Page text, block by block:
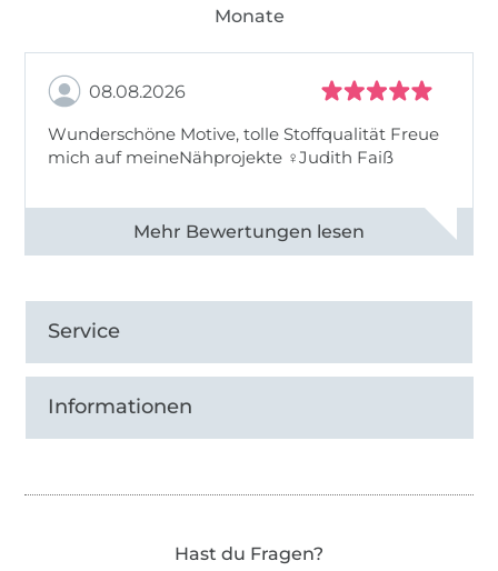
Monate
08.08.2026
Wunderschöne Motive, tolle Stoffqualität Freue
mich auf meineNähprojekte ♀Judith Faiß
Alle 82990 Bewertungen ansehen
Service
Informationen
Hast du Fragen?